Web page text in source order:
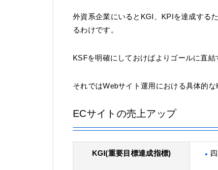
外資系企業にいるとKGI、KPIを達成する
るわけです。
KSFを明確にしておけばよりゴールに直
それではWebサイト運用における具体的な
ECサイトの売上アップ
KGI(重要目標達成指標)